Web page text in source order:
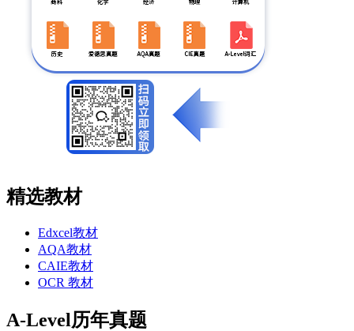
精选教材
Edxcel教材
AQA教材
CAIE教材
OCR 教材
A-Level历年真题